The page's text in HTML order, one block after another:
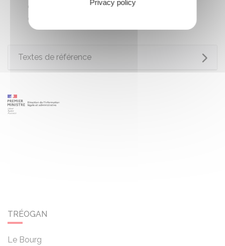
du directeur de l'établissement, après avis du
comité social d'établissement.
Textes de référence
TRÉOGAN
Le Bourg
Privacy policy